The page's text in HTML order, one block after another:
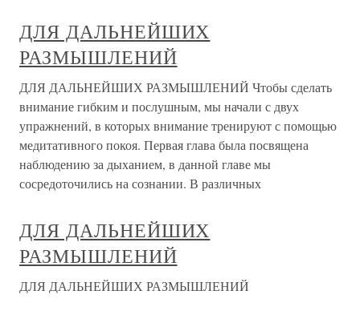
ДЛЯ ДАЛЬНЕЙШИХ
РАЗМЫШЛЕНИЙ
ДЛЯ ДАЛЬНЕЙШИХ РАЗМЫШЛЕНИЙ Чтобы сделать
внимание гибким и послушным, мы начали с двух
упражнений, в которых внимание тренируют с помощью
медитативного покоя. Первая глава была посвящена
наблюдению за дыханием, в данной главе мы
сосредоточились на сознании. В различных
ДЛЯ ДАЛЬНЕЙШИХ
РАЗМЫШЛЕНИЙ
ДЛЯ ДАЛЬНЕЙШИХ РАЗМЫШЛЕНИЙ